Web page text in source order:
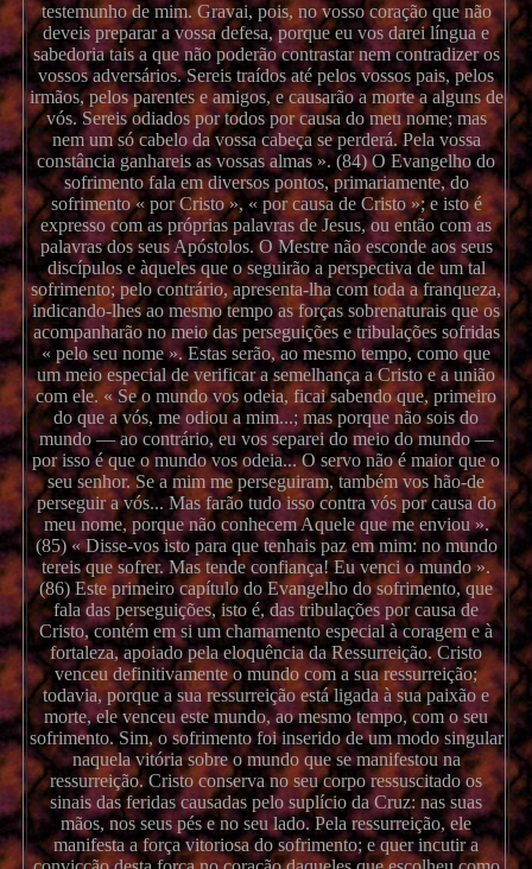
testemunho de mim. Gravai, pois, no vosso coração que não
deveis preparar a vossa defesa, porque eu vos darei língua e
sabedoria tais a que não poderão contrastar nem contradizer os
vossos adversários. Sereis traídos até pelos vossos pais, pelos
irmãos, pelos parentes e amigos, e causarão a morte a alguns de
vós. Sereis odiados por todos por causa do meu nome; mas
nem um só cabelo da vossa cabeça se perderá. Pela vossa
constância ganhareis as vossas almas ». (84) O Evangelho do
sofrimento fala em diversos pontos, primariamente, do
sofrimento « por Cristo », « por causa de Cristo »; e isto é
expresso com as próprias palavras de Jesus, ou então com as
palavras dos seus Apóstolos. O Mestre não esconde aos seus
discípulos e àqueles que o seguirão a perspectiva de um tal
sofrimento; pelo contrário, apresenta-lha com toda a franqueza,
indicando-lhes ao mesmo tempo as forças sobrenaturais que os
acompanharão no meio das perseguições e tribulações sofridas
« pelo seu nome ». Estas serão, ao mesmo tempo, como que
um meio especial de verificar a semelhança a Cristo e a união
com ele. « Se o mundo vos odeia, ficai sabendo que, primeiro
do que a vós, me odiou a mim...; mas porque não sois do
mundo — ao contrário, eu vos separei do meio do mundo —
por isso é que o mundo vos odeia... O servo não é maior que o
seu senhor. Se a mim me perseguiram, também vos hão-de
perseguir a vós... Mas farão tudo isso contra vós por causa do
meu nome, porque não conhecem Aquele que me enviou ».
(85) « Disse-vos isto para que tenhais paz em mim: no mundo
tereis que sofrer. Mas tende confiança! Eu venci o mundo ».
(86) Este primeiro capítulo do Evangelho do sofrimento, que
fala das perseguições, isto é, das tribulações por causa de
Cristo, contém em si um chamamento especial à coragem e à
fortaleza, apoiado pela eloquência da Ressurreição. Cristo
venceu definitivamente o mundo com a sua ressurreição;
todavia, porque a sua ressurreição está ligada à sua paixão e
morte, ele venceu este mundo, ao mesmo tempo, com o seu
sofrimento. Sim, o sofrimento foi inserido de um modo singular
naquela vitória sobre o mundo que se manifestou na
ressurreição. Cristo conserva no seu corpo ressuscitado os
sinais das feridas causadas pelo suplício da Cruz: nas suas
mãos, nos seus pés e no seu lado. Pela ressurreição, ele
manifesta a força vitoriosa do sofrimento; e quer incutir a